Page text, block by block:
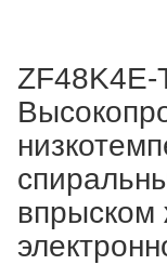
впрыском